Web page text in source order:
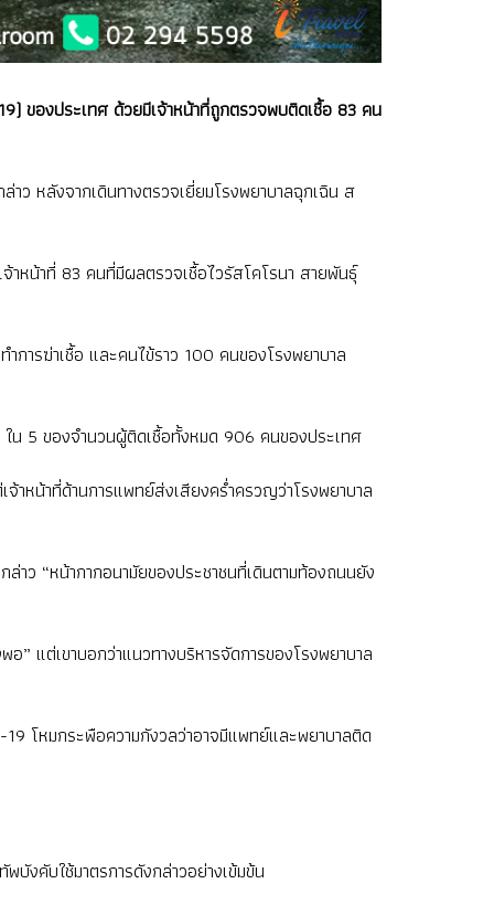
ของประเทศ ด้วยมีเจ้าหน้าที่ถูกตรวจพบติดเชื้อ 83 คน
ว หลังจากเดินทางตรวจเยี่ยมโรงพยาบาลฉุกเฉิน ส
หน้าที่ 83 คนที่มีผลตรวจเชื้อไวรัสโคโรนา สายพันธุ์
การฆ่าเชื้อ และคนไข้ราว 100 คนของโรงพยาบาล
น 5 ของจำนวนผู้ติดเชื้อทั้งหมด 906 คนของประเทศ
าหน้าที่ด้านการแพทย์ส่งเสียงคร่ำครวญว่าโรงพยาบาล
าว “หน้ากากอนามัยของประชาชนที่เดินตามท้องถนนยัง
” แต่เขาบอกว่าแนวทางบริหารจัดการของโรงพยาบาล
19 โหมกระพือความกังวลว่าอาจมีแพทย์และพยาบาลติด
บังคับใช้มาตรการดังกล่าวอย่างเข้มข้น